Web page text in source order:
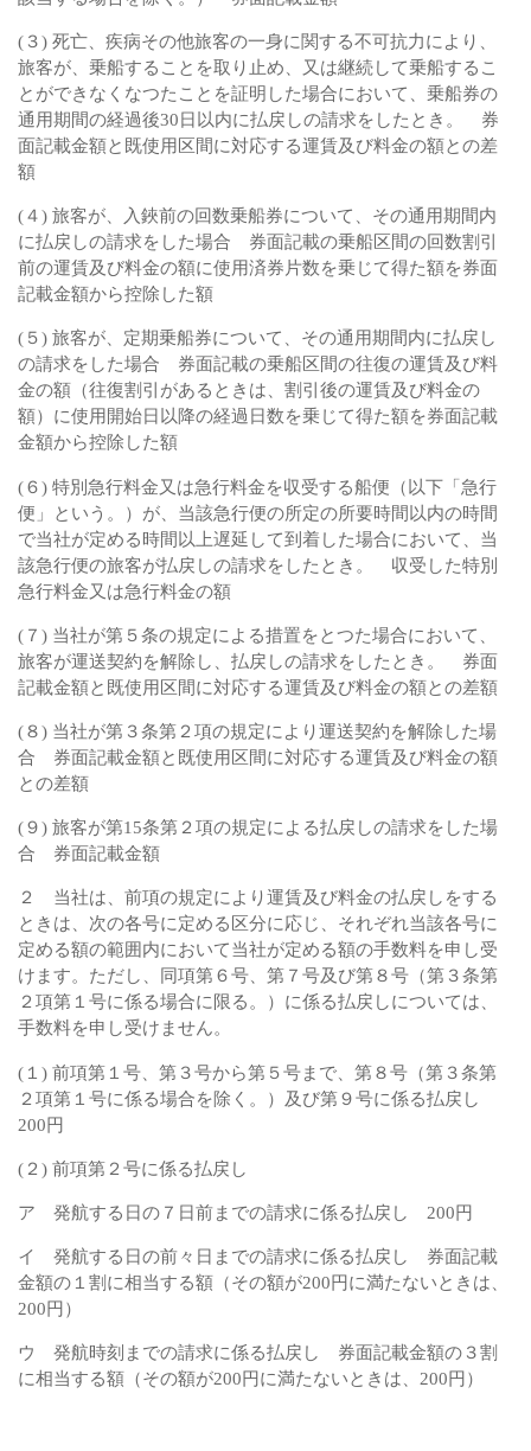
(３) 死亡、疾病その他旅客の一身に関する不可抗力により、
旅客が、乗船することを取り止め、又は継続して乗船するこ
とができなくなつたことを証明した場合において、乗船券の
通用期間の経過後30日以内に払戻しの請求をしたとき。 券
面記載金額と既使用区間に対応する運賃及び料金の額との差
額
(４) 旅客が、入鋏前の回数乗船券について、その通用期間内
に払戻しの請求をした場合 券面記載の乗船区間の回数割引
前の運賃及び料金の額に使用済券片数を乗じて得た額を券面
記載金額から控除した額
(５) 旅客が、定期乗船券について、その通用期間内に払戻し
の請求をした場合 券面記載の乗船区間の往復の運賃及び料
金の額（往復割引があるときは、割引後の運賃及び料金の
額）に使用開始日以降の経過日数を乗じて得た額を券面記載
金額から控除した額
(６) 特別急行料金又は急行料金を収受する船便（以下「急行
便」という。）が、当該急行便の所定の所要時間以内の時間
で当社が定める時間以上遅延して到着した場合において、当
該急行便の旅客が払戻しの請求をしたとき。 収受した特別
急行料金又は急行料金の額
(７) 当社が第５条の規定による措置をとつた場合において、
旅客が運送契約を解除し、払戻しの請求をしたとき。 券面
記載金額と既使用区間に対応する運賃及び料金の額との差額
(８) 当社が第３条第２項の規定により運送契約を解除した場
合 券面記載金額と既使用区間に対応する運賃及び料金の額
との差額
(９) 旅客が第15条第２項の規定による払戻しの請求をした場
合 券面記載金額
２ 当社は、前項の規定により運賃及び料金の払戻しをする
ときは、次の各号に定める区分に応じ、それぞれ当該各号に
定める額の範囲内において当社が定める額の手数料を申し受
けます。ただし、同項第６号、第７号及び第８号（第３条第
２項第１号に係る場合に限る。）に係る払戻しについては、
手数料を申し受けません。
(１) 前項第１号、第３号から第５号まで、第８号（第３条第
２項第１号に係る場合を除く。）及び第９号に係る払戻し
200円
(２) 前項第２号に係る払戻し
ア 発航する日の７日前までの請求に係る払戻し 200円
イ 発航する日の前々日までの請求に係る払戻し 券面記載
金額の１割に相当する額（その額が200円に満たないときは、
200円）
ウ 発航時刻までの請求に係る払戻し 券面記載金額の３割
に相当する額（その額が200円に満たないときは、200円）